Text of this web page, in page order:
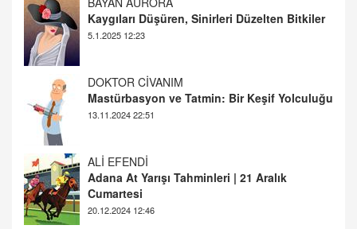
Mastürbasyon ve Tatmin: Bir Keşif Yolculuğu
13.11.2024 22:51
ALİ EFENDİ
Adana At Yarışı Tahminleri | 21 Aralık
Cumartesi
TUTKUNUN PERİSİ
Sağlıklı Bir Cinsel Yaşam ile İlgili Bilinmesi
Gerekenler
08.11.2024 13:16